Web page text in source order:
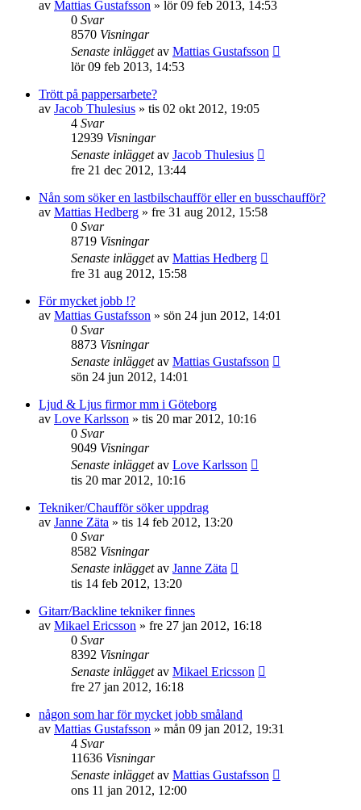
av Mattias Gustafsson » lör 09 feb 2013, 14:53
0 Svar
8570 Visningar
Senaste inläggetav Mattias Gustafsson
lör 09 feb 2013, 14:53
Trött på pappersarbete?
av Jacob Thulesius » tis 02 okt 2012, 19:05
4 Svar
12939 Visningar
Senaste inläggetav Jacob Thulesius
fre 21 dec 2012, 13:44
Nån som söker en lastbilschaufför eller en busschaufför?
av Mattias Hedberg » fre 31 aug 2012, 15:58
0 Svar
8719 Visningar
Senaste inläggetav Mattias Hedberg
fre 31 aug 2012, 15:58
För mycket jobb !?
av Mattias Gustafsson » sön 24 jun 2012, 14:01
0 Svar
8873 Visningar
Senaste inläggetav Mattias Gustafsson
sön 24 jun 2012, 14:01
Ljud & Ljus firmor mm i Göteborg
av Love Karlsson » tis 20 mar 2012, 10:16
0 Svar
9049 Visningar
Senaste inläggetav Love Karlsson
tis 20 mar 2012, 10:16
Tekniker/Chaufför söker uppdrag
av Janne Zäta » tis 14 feb 2012, 13:20
0 Svar
8582 Visningar
Senaste inläggetav Janne Zäta
tis 14 feb 2012, 13:20
Gitarr/Backline tekniker finnes
av Mikael Ericsson » fre 27 jan 2012, 16:18
0 Svar
8392 Visningar
Senaste inläggetav Mikael Ericsson
fre 27 jan 2012, 16:18
någon som har för mycket jobb småland
av Mattias Gustafsson » mån 09 jan 2012, 19:31
4 Svar
11636 Visningar
Senaste inläggetav Mattias Gustafsson
ons 11 jan 2012, 12:00